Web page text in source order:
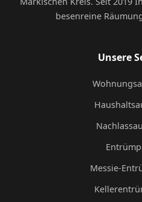
besenreine
Unsere
Messie-